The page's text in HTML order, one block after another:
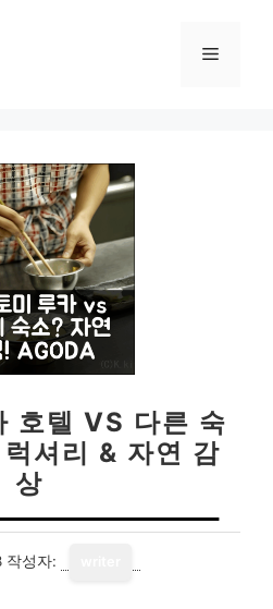
메
호텔 VS 다른 숙
셔리 & 자연 감
상
작성자: